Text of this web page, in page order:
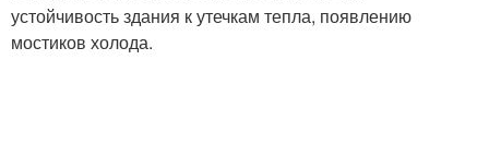
устойчивость здания к утечкам тепла, появлению
мостиков холода.